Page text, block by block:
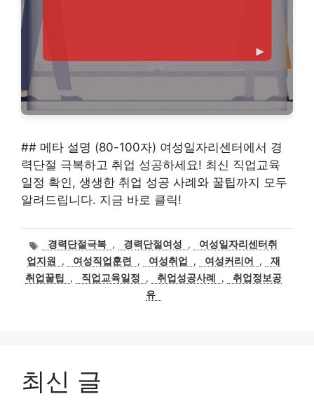
## 메타 설명 (80-100자) 여성일자리센터에서 경
력단절 극복하고 취업 성공하세요! 최신 직업교육
일정 확인, 생생한 취업 성공 사례와 꿀팁까지 모두
알려드립니다. 지금 바로 클릭!
태
그
경력단절극복 , 경력단절여성 ,
여성일자리센터취
업지원
, 여성직업훈련 , 여성취업 , 여성커리어 ,
재
취업꿀팁
, 직업교육일정 , 취업성공사례 ,
취업정보공
유
최신 글